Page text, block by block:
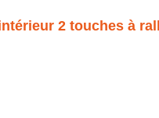
2 touches à